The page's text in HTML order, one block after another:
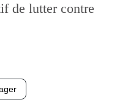
de lutter contre